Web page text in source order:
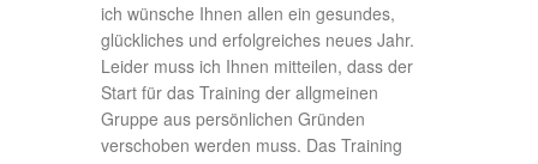
ich wünsche Ihnen allen ein gesundes,
glückliches und erfolgreiches neues Jahr.
Leider muss ich Ihnen mitteilen, dass der
Start für das Training der allgmeinen
Gruppe aus persönlichen Gründen
verschoben werden muss. Das Training